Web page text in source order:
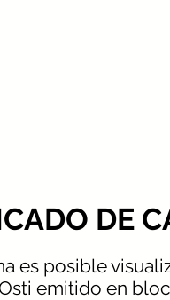
DE
es posible
emitido en